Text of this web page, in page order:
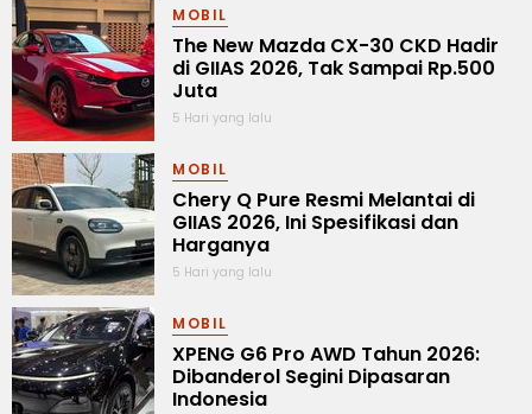
MOBIL
The New Mazda CX-30 CKD Hadir
di GIIAS 2026, Tak Sampai Rp.500
Juta
5 Hari yang lalu
MOBIL
Chery Q Pure Resmi Melantai di
GIIAS 2026, Ini Spesifikasi dan
Harganya
5 Hari yang lalu
MOBIL
XPENG G6 Pro AWD Tahun 2026:
Dibanderol Segini Dipasaran
Indonesia